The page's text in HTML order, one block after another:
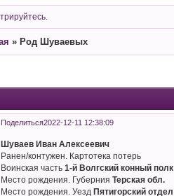
» Род Шуваевых
Поделиться2022-12-11 12:38:09
Шуваев Иван Алексеевич
Ранен/контужен. Картотека потерь
Воинская часть1-й Волгский конный полк
Место рождения. ГубернияТерская обл.
Место рождения. УездПятигорский отдел